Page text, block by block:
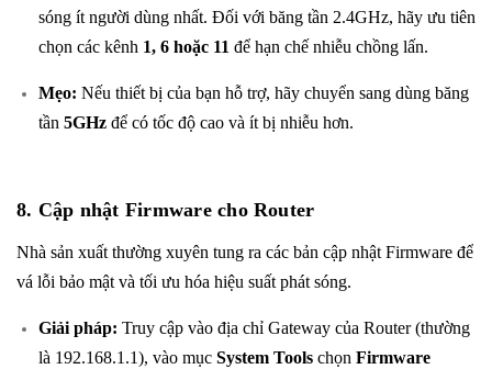
sóng ít người dùng nhất. Đối với băng tần 2.4GHz, hãy ưu tiên
chọn các kênh 1, 6 hoặc 11 để hạn chế nhiễu chồng lấn.
Mẹo: Nếu thiết bị của bạn hỗ trợ, hãy chuyển sang dùng băng
tần 5GHz để có tốc độ cao và ít bị nhiễu hơn.
8. Cập nhật Firmware cho Router
Nhà sản xuất thường xuyên tung ra các bản cập nhật Firmware để
vá lỗi bảo mật và tối ưu hóa hiệu suất phát sóng.
Giải pháp: Truy cập vào địa chỉ Gateway của Router (thường
là 192.168.1.1), vào mục System Tools chọn Firmware